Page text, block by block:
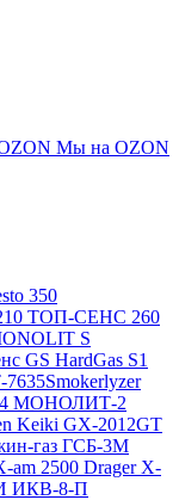
Мы на OZON
350
ТОП-СЕНС 260
S
GS HardGas S1
МОНОЛИТ-2
Keiki GX-2012GT
газ ГСБ-3М
am 2500 Drager X-
ИКВ-8-П